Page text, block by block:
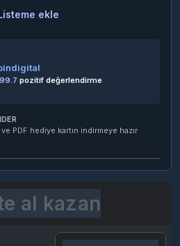
ekle
99.7 pozitif değerlendirme
PDF hediye kartın indirmeye hazır
al kazan